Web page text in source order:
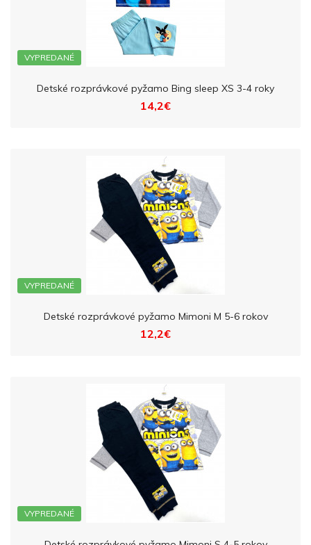
VYPREDANÉ
Detské rozprávkové pyžamo Bing sleep XS 3-4 roky
14,2€
VYPREDANÉ
Detské rozprávkové pyžamo Mimoni M 5-6 rokov
12,2€
VYPREDANÉ